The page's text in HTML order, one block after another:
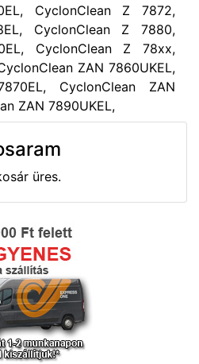
CyclonClean Z 7872,
CyclonClean Z 7880,
CyclonClean Z 78xx,
ZAN 7860UKEL,
CyclonClean ZAN
ZAN 7890UKEL,
üres.